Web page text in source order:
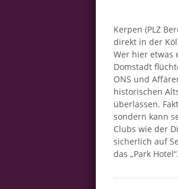
Kerpen (PLZ
direkt in der
Wer hier etwas
Domstadt
ONS und
historischen
überlassen.
sondern kann
Clubs wie der
sicherlich auf
das „Park Hotel“.